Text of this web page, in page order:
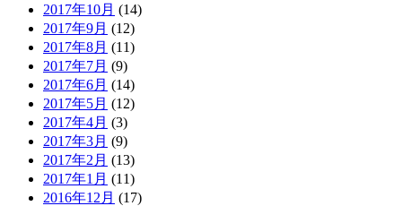
2017年10月 (14)
2017年9月 (12)
2017年8月 (11)
2017年7月 (9)
2017年6月 (14)
2017年5月 (12)
2017年4月 (3)
2017年3月 (9)
2017年2月 (13)
2017年1月 (11)
2016年12月 (17)